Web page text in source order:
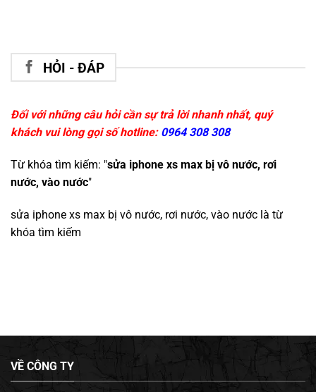
HỎI - ĐÁP
Đối với những câu hỏi cần sự trả lời nhanh nhất, quý
khách vui lòng gọi số hotline: 0964 308 308
Từ khóa tìm kiếm: "sửa iphone xs max bị vô nước, rơi
nước, vào nước"
sửa iphone xs max bị vô nước, rơi nước, vào nước là từ
khóa tìm kiếm
VỀ CÔNG TY